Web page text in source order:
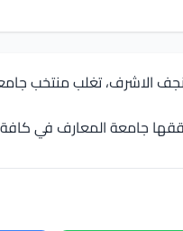
الاشرف، تغلب منتخب
تحققها جامعة المعارف في